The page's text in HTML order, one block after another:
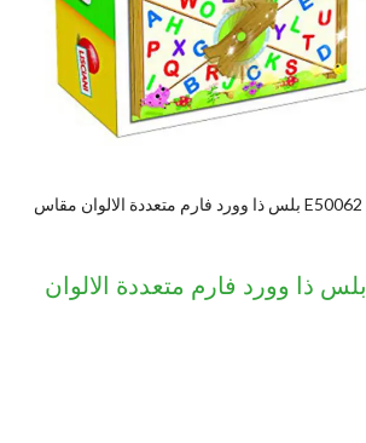
كاروتينا E50062 بلس ذا وورد فارم متعددة الالوان مقاس
كاروتينا E50062 بلس ذا وورد فارم متعددة الالوان